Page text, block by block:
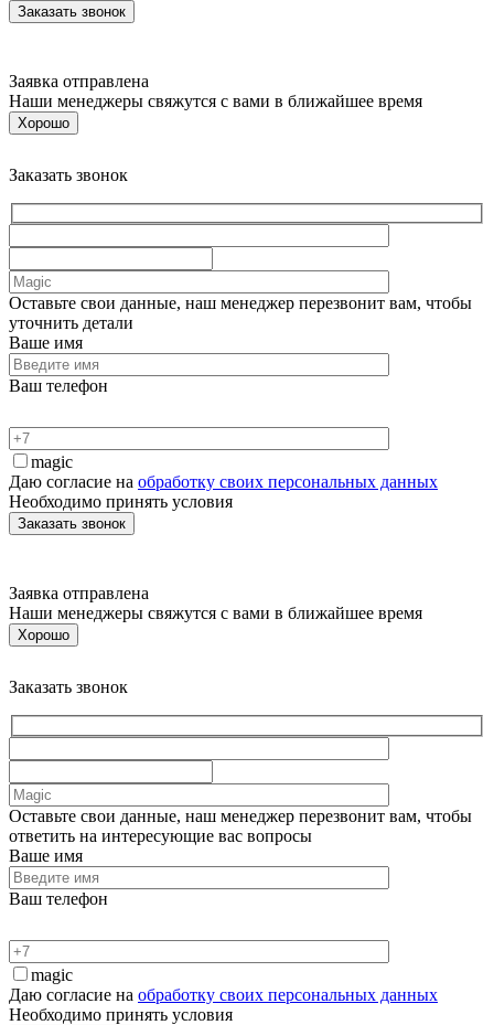
Заявка отправлена
Наши менеджеры свяжутся с вами в ближайшее время
Хорошо
Заказать звонок
Оставьте свои данные, наш менеджер перезвонит вам, чтобы
уточнить детали
Ваше имя
Ваш телефон
magic
Даю согласие на обработку своих персональных данных
Необходимо принять условия
Заявка отправлена
Наши менеджеры свяжутся с вами в ближайшее время
Хорошо
Заказать звонок
Оставьте свои данные, наш менеджер перезвонит вам, чтобы
ответить на интересующие вас вопросы
Ваше имя
Ваш телефон
magic
Даю согласие на обработку своих персональных данных
Необходимо принять условия